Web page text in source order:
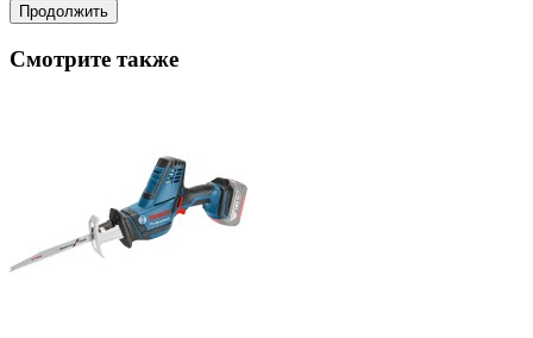
Продолжить
Смотрите также